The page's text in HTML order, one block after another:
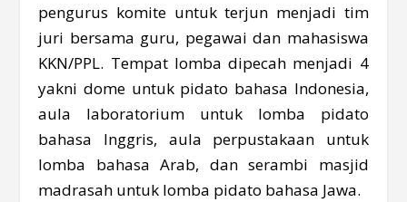
pengurus komite untuk terjun menjadi tim
juri bersama guru, pegawai dan mahasiswa
KKN/PPL. Tempat lomba dipecah menjadi 4
yakni dome untuk pidato bahasa Indonesia,
aula laboratorium untuk lomba pidato
bahasa Inggris, aula perpustakaan untuk
lomba bahasa Arab, dan serambi masjid
madrasah untuk lomba pidato bahasa Jawa.